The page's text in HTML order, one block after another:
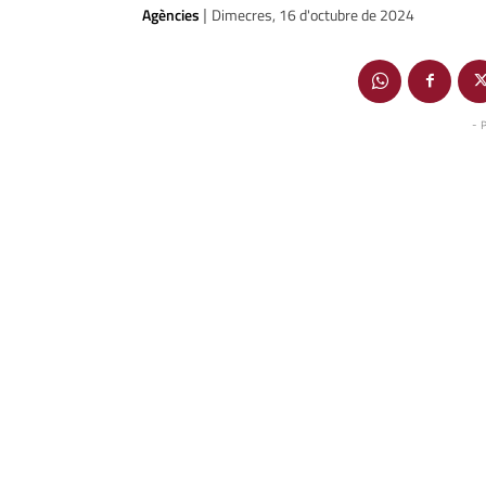
Agències | Dimecres, 16 d'octubre de 2024
-